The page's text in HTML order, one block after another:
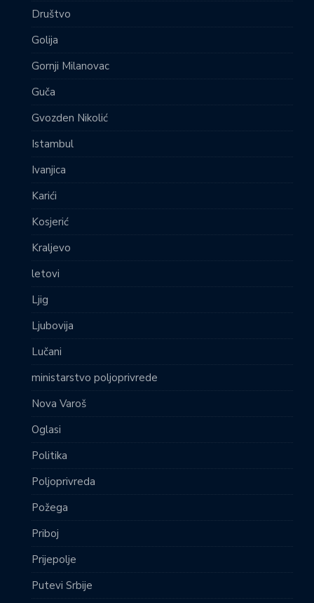
Društvo
Golija
Gornji Milanovac
Guča
Gvozden Nikolić
Istambul
Ivanjica
Karići
Kosjerić
Kraljevo
letovi
Ljig
Ljubovija
Lučani
ministarstvo poljoprivrede
Nova Varoš
Oglasi
Politika
Poljoprivreda
Požega
Priboj
Prijepolje
Putevi Srbije